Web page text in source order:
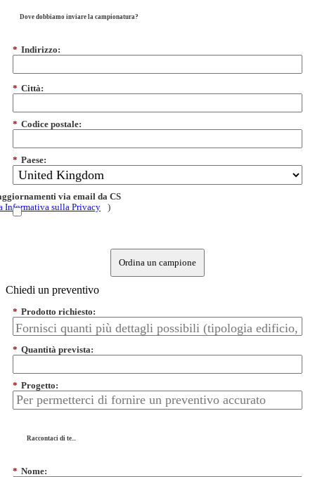
Dove dobbiamo inviare la campionatura?
* Indirizzo:
* Città:
* Codice postale:
* Paese:
via email da CS
Informativa sulla Privacy
)
Ordina un campione
Chiedi un preventivo
* Prodotto richiesto:
* Quantità prevista:
* Progetto:
Raccontaci di te...
* Nome: